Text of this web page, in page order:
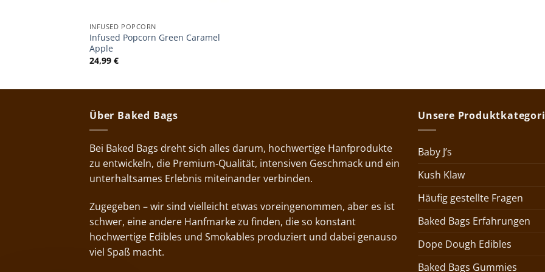
INFUSED POPCORN
Infused Popcorn Green Caramel
Apple
24,99 €
Über Baked Bags
Bei Baked Bags dreht sich alles darum, hochwertige Hanfprodukte
zu entwickeln, die Premium‑Qualität, intensiven Geschmack und ein
unterhaltsames Erlebnis miteinander verbinden.
Zugegeben – wir sind vielleicht etwas voreingenommen, aber es ist
schwer, eine andere Hanfmarke zu finden, die so konstant
hochwertige Edibles und Smokables produziert und dabei genauso
viel Spaß macht.
Unsere
Baby J’s
Kush Klaw
Häufig gestellte Fragen
Baked Bags Erfahrungen
Dope Dough Edibles
Baked Bags Gummies